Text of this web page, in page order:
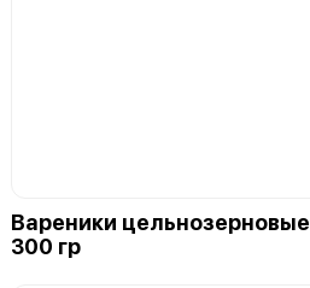
Вареники цельнозерновые
300 гр